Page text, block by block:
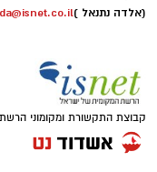
(אלדה נתנאל )
קבוצת התקשורת ומקומוני